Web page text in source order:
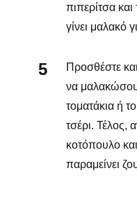
πιπερίτσα
γίνει μαλακό
Προσθέστε
να
τοματάκια ή
τσέρι. Τέλος,
κοτόπουλο
παραμείνει